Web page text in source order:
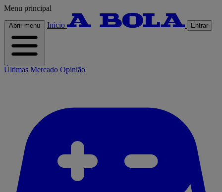
Menu principal
Abrir menu Início Entrar
Últimas Mercado Opinião